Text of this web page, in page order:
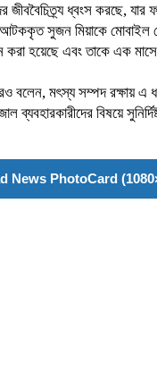
জীববৈচিত্র্য ধ্বংস করছে, যার
সুজন মিয়াকে মোবাইল
হয়েছে এবং তাকে এক
বলেন, মৎস্য সম্পদ রক্ষায় এ
বিষয়ে
News PhotoCard